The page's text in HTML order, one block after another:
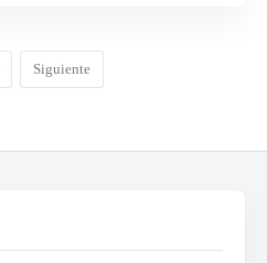
Siguiente